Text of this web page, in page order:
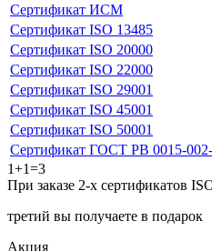
Сертификат ИСМ
Сертификат ISO 13485
Сертификат ISO 20000
Сертификат ISO 22000
Сертификат ISO 29001
Сертификат ISO 45001
Сертификат ISO 50001
Сертификат ГОСТ РВ 0015-
1+1=3
При заказе 2-х сертификатов
третий вы получаете в подарок
Акция